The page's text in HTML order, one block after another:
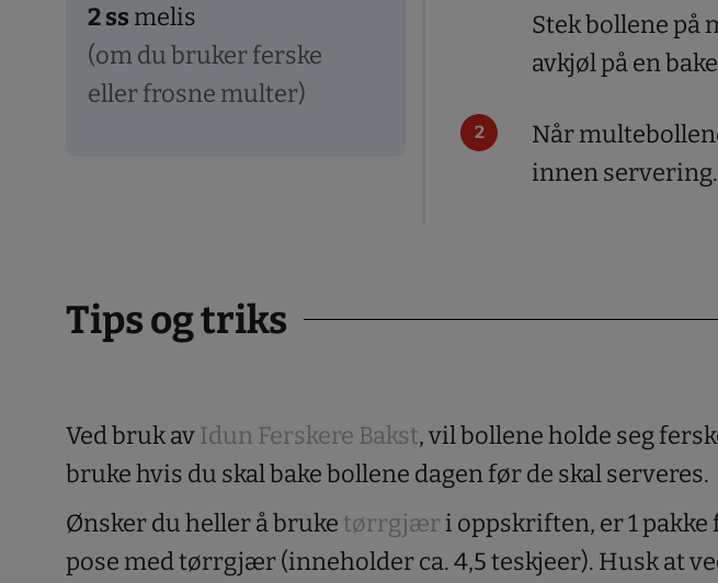
2ss melis
(om du bruker ferske
eller frosne multer)
Stek bollene på
avkjøl på en
Når
innen servering.
Tips og triks
Ved bruk avIdun Ferskere Bakst, vil bollene holde seg
bruke hvis du skal bake bollene dagen før de skal serveres.
Ønsker du heller å bruke tørrgjær i oppskriften, er 1
pose med tørrgjær (inneholder ca. 4,5 teskjeer). Husk at